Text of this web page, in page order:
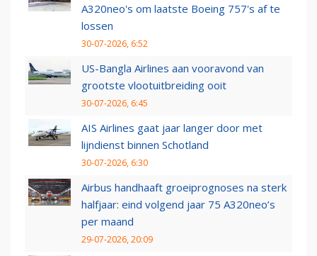
A320neo's om laatste Boeing 757's af te
lossen
30-07-2026, 6:52
US-Bangla Airlines aan vooravond van
grootste vlootuitbreiding ooit
30-07-2026, 6:45
AIS Airlines gaat jaar langer door met
lijndienst binnen Schotland
30-07-2026, 6:30
Airbus handhaaft groeiprognoses na sterk
halfjaar: eind volgend jaar 75 A320neo’s
per maand
29-07-2026, 20:09